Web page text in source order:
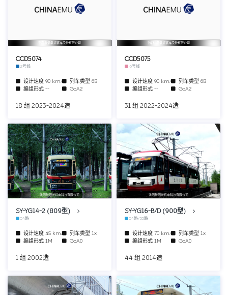
中车长春轨道客车股份有限公司
CCD5074
2号线
设计速度 90 km/h 列车类型 6B
编组形式 -- GoA2
18 组 2023-2024造
中车长春轨道客车股份有限公司
CCD5075
6号线
设计速度 90 km/h 列车类型 6B
编组形式 -- GoA2
31 组 2022-2024造
沈阳新阳光机电科技有限公司
SY-YG14-2 (809型)
54路
设计速度 45 km/h 列车类型 1x
编组形式 1M GoA0
1 组 2002造
沈阳新阳光机电科技有限公司
SY-YG16-B/D (900型)
54路/55路
设计速度 70 km/h 列车类型 1x
编组形式 1M GoA0
44 组 2014造